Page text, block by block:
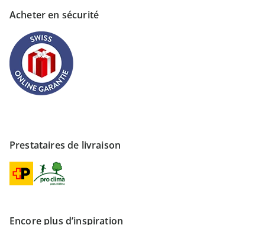
Acheter en sécurité
Prestataires de livraison
Encore plus d’inspiration